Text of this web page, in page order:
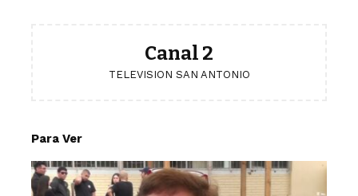
Canal 2
TELEVISION SAN ANTONIO
Para Ver